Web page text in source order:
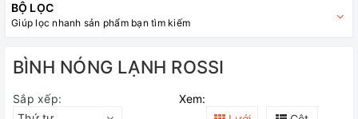
BỘ LỌC
Giúp lọc nhanh sản phẩm bạn tìm kiếm
BÌNH NÓNG LẠNH ROSSI
Sắp xếp:
Xem: